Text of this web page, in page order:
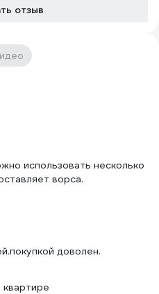
отзыв
использовать несколько
ворса.
доволен.
квартире